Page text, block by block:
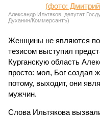
Александр Ильтяков, депутат
Духанин/Коммерсантъ)
Женщины не являются
тезисом выступил
Курганскую область
просто: мол, Бог создал
потому, выходит, они
мужчин.
Слова Ильтякова